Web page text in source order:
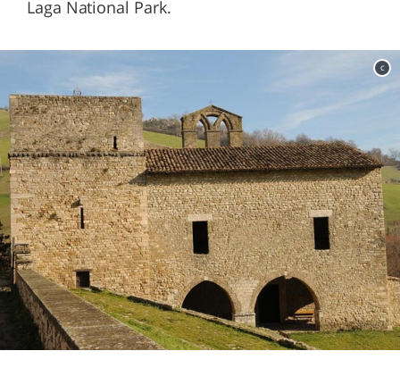
Laga National Park.
c